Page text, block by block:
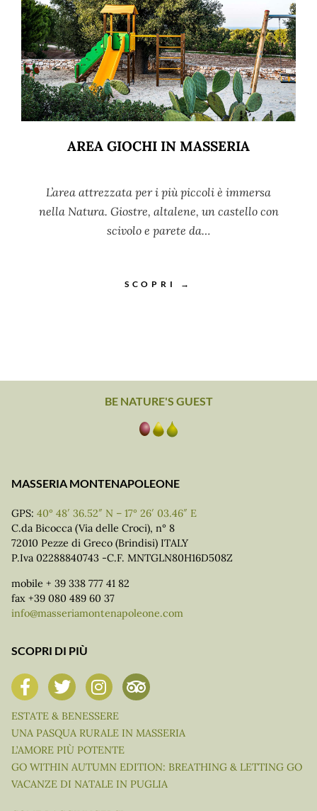
AREA GIOCHI IN MASSERIA
L’area attrezzata per i più piccoli è immersa
nella Natura. Giostre, altalene, un castello con
scivolo e parete da…
SCOPRI →
BE NATURE'S GUEST
MASSERIA MONTENAPOLEONE
GPS: 40° 48′ 36.52″ N – 17° 26′ 03.46″ E
C.da Bicocca (Via delle Croci), n° 8
72010 Pezze di Greco (Brindisi) ITALY
P.Iva 02288840743 -C.F. MNTGLN80H16D508Z
mobile + 39 338 777 41 82
fax +39 080 489 60 37
info@masseriamontenapoleone.com
SCOPRI DI PIÙ
ESTATE & BENESSERE
UNA PASQUA RURALE IN MASSERIA
L’AMORE PIÙ POTENTE
GO WITHIN AUTUMN EDITION: BREATHING & LETTING GO
VACANZE DI NATALE IN PUGLIA